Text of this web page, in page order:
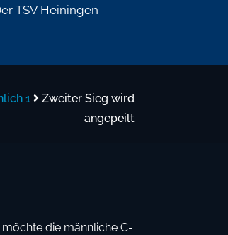
TSV Heiningen
1
Zweiter Sieg wird
angepeilt
die männliche C-